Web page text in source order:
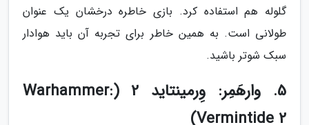
گلوله هم استفاده کرد. بازی خاطره درخشان یک عنوان
طولانی است. به همین خاطر برای تجربه آن باید هوادار
سبک شوتر باشید.
5. وارهَمِر: وِرمینتاید 2 (Warhammer:
Vermintide 2)